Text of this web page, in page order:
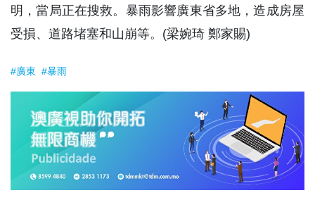
明，當局正在搜救。暴雨影響廣東省多地，造成房屋
受損、道路堵塞和山崩等。(梁婉琦 鄭家賜)
#廣東 #暴雨